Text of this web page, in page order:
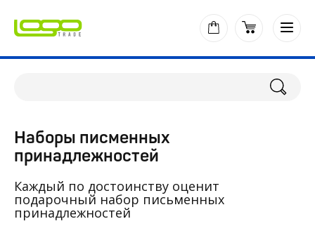
Наборы писменных
принадлежностей
Каждый по достоинству оценит
подарочный набор письменных
принадлежностей